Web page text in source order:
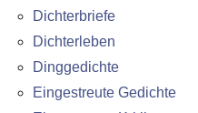
Dichterbriefe
Dichterleben
Dinggedichte
Eingestreute Gedichte